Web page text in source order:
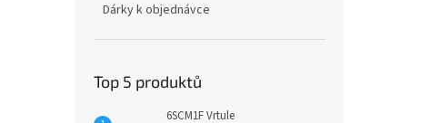
Dárky k objednávce
Top 5 produktů
6SCM1F Vrtule